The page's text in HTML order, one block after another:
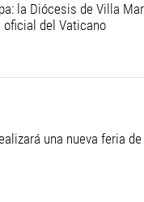
la Diócesis de Villa
del Vaticano
una nueva feria